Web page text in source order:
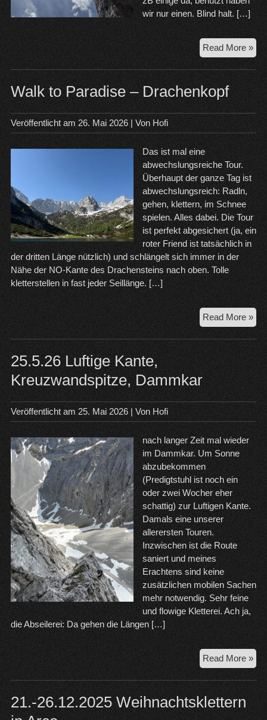
wir nur einen. Blind halt. […]
Read More »
Walk to Paradise – Drachenkopf
Veröffentlicht am 26. Mai 2026| Von Hofi
Das ist mal eine
abwechslungsreiche Tour.
Überhaupt der ganze Tag ist
abwechslungsreich: Radln,
gehen, klettern, im Schnee
spielen. Alles dabei. Die Tour
ist perfekt abgesichert (ja, ein
roter Friend ist tatsächlich in
der dritten Länge nützlich) und schlängelt sich immer in der
Nähe der NO-Kante des Drachensteins nach oben. Tolle
kletterstellen in fast jeder Seillänge. […]
Read More »
to
25.5.26 Luftige Kante,
Kreuzwandspitze, Dammkar
Veröffentlicht am 25. Mai 2026| Von Hofi
nach langer Zeit mal wieder
im Dammkar. Um Sonne
abzubekommen
(Predigtstuhl ist noch ein
oder zwei Wocher eher
schattig) zur Luftigen Kante.
Damals eine unserer
allerersten Touren.
Inzwischen ist die Route
saniert und meines
Erachtens sind keine
zusätzlichen mobilen Sachen
mehr notwendig. Sehr feine
und flowige Kletterei. Ach ja,
die Abseilerei: Da gehen die Längen […]
Read More »
21.-26.12.2025 Weihnachtsklettern